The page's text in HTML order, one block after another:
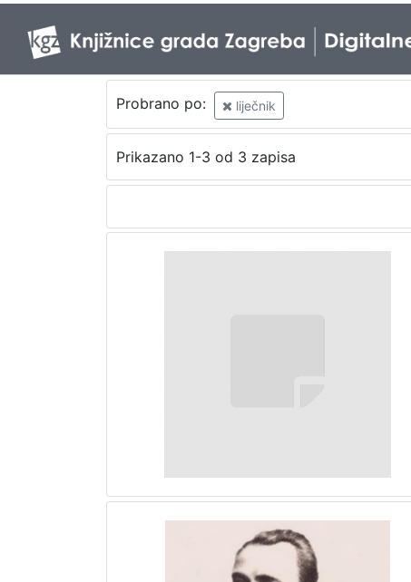
Probrano po: liječnik
Prikazano 1-3 od 3 zapisa